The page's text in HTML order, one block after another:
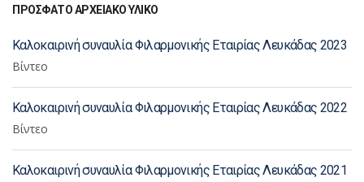
ΠΡΟΣΦΑΤΟ ΑΡΧΕΙΑΚΟ ΥΛΙΚΟ
Καλοκαιρινή συναυλία Φιλαρμονικής Εταιρίας Λευκάδας 2023
Βίντεο
Καλοκαιρινή συναυλία Φιλαρμονικής Εταιρίας Λευκάδας 2022
Βίντεο
Καλοκαιρινή συναυλία Φιλαρμονικής Εταιρίας Λευκάδας 2021